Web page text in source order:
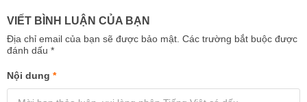
VIẾT BÌNH LUẬN CỦA BẠN
Địa chỉ email của bạn sẽ được bảo mật. Các trường bắt buộc được
đánh dấu *
Nội dung *